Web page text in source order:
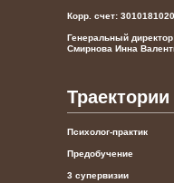
Корр. счет:
Генеральный
Смирнова Инна
Психолог-практик
Предобучение
3 супервизии